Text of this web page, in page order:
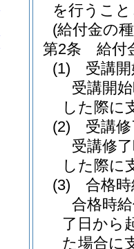
を行うこ
(給付金の
第2条
給付
(1)
受講
受講開
した際に
(2)
受講
受講修
した際に
(3)
合格
合格時
了日から
た場合に